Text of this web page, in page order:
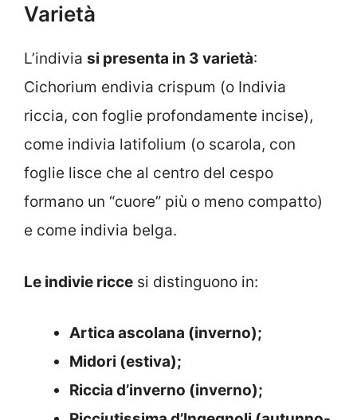
Varietà
L’indivia si presenta in 3 varietà:
Cichorium endivia crispum (o Indivia
riccia, con foglie profondamente incise),
come indivia latifolium (o scarola, con
foglie lisce che al centro del cespo
formano un “cuore” più o meno compatto)
e come indivia belga.
Le indivie ricce si distinguono in:
Artica ascolana (inverno);
Midori (estiva);
Riccia d’inverno (inverno);